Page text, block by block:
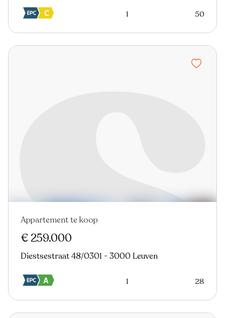
1 50
Nieuw
Appartement te koop
€ 259.000
Diestsestraat 48/0301 - 3000 Leuven
1 28